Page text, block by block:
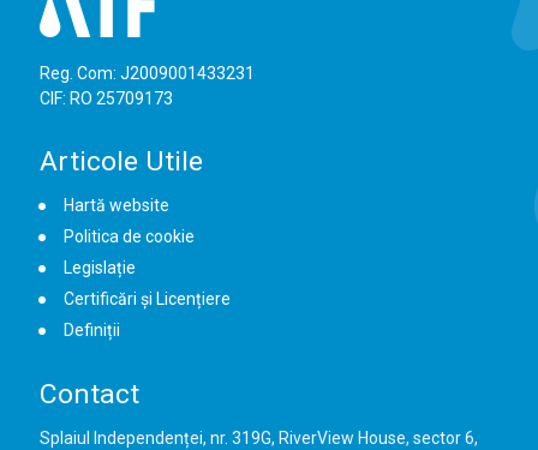
Reg. Com: J2009001433231
CIF: RO 25709173
Articole Utile
Hartă website
Politica de cookie
Legislație
Certificări și Licențiere
Definiții
Contact
Splaiul Independenței, nr. 319G, RiverView House, sector 6,